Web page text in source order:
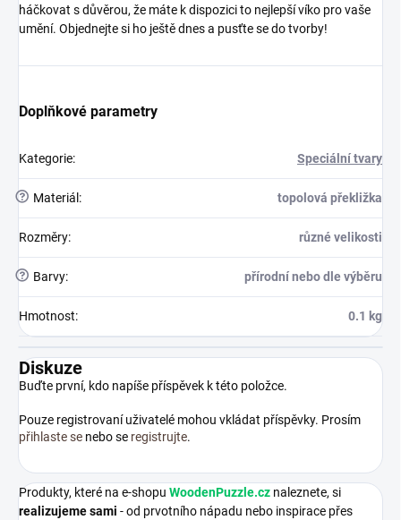
háčkovat s důvěrou, že máte k dispozici to nejlepší víko pro vaše
umění. Objednejte si ho ještě dnes a pusťte se do tvorby!
Doplňkové parametry
Kategorie: Speciální tvary
? Materiál : topolová překližka
Rozměry: různé velikosti
? Barvy: přírodní nebo dle výběru
Hmotnost: 0.1 kg
Diskuze
Buďte první, kdo napíše příspěvek k této položce.
Pouze registrovaní uživatelé mohou vkládat příspěvky. Prosím
přihlaste se nebo se registrujte.
Produkty, které na e-shopu WoodenPuzzle.cz naleznete, si
realizujeme sami - od prvotního nápadu nebo inspirace přes